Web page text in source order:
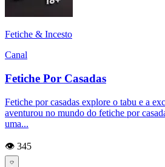
Fetiche & Incesto
Canal
Fetiche Por Casadas
Fetiche por casadas explore o tabu e a
aventurou no mundo do fetiche por
uma...
👁️ 345